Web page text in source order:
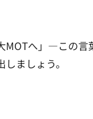
MOTへ」—この
ましょう。